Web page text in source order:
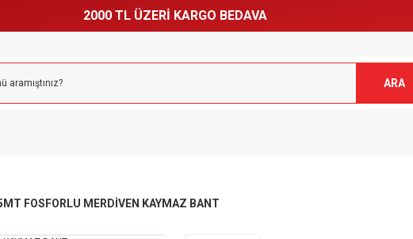
2000 TL ÜZERİ KARGO BEDAVA
ARA
FOSFORLU MERDİVEN KAYMAZ BANT